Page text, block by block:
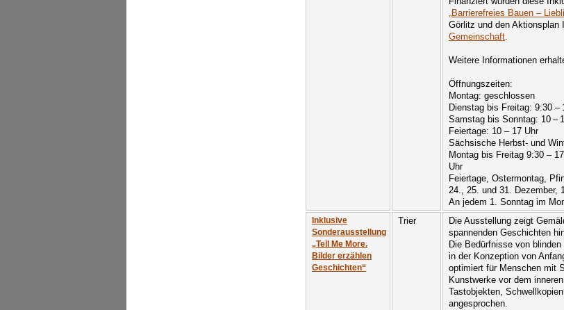
„Barrierefreies Bauen –
Görlitz und den Aktionsplan
Gemeinschaft.
Weitere Informationen
Öffnungszeiten:
Montag: geschlossen
Dienstag bis Freitag: 9:30 –
Samstag bis Sonntag: 10 –
Feiertage: 10 – 17 Uhr
Sächsische Herbst- und
Montag bis Freitag 9:30 –
Uhr
Feiertage, Ostermontag,
24., 25. und 31. Dezember,
An jedem 1. Sonntag im
Inklusive
Sonderausstellung
„Tell Me More.
Bilder erzählen
Geschichten“
Trier
Die Ausstellung zeigt
spannenden Geschichten
Die Bedürfnisse von
in der Konzeption von
optimiert für Menschen mit
Kunstwerke vor dem
Tastobjekten,
angesprochen.